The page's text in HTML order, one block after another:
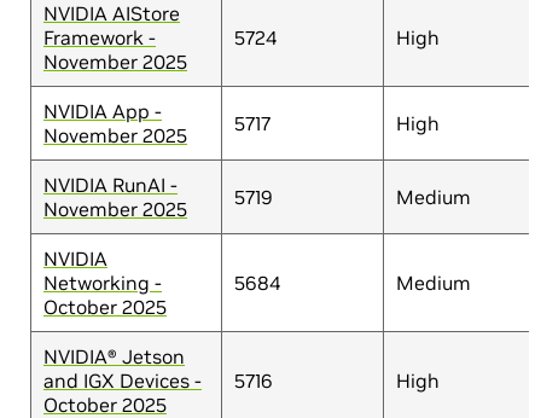
NVIDIA AIStore
Framework -
November 2025
5724 High
NVIDIA App -
November 2025
5717 High
NVIDIA RunAI -
November 2025
5719 Medium
NVIDIA
Networking -
October 2025
5684 Medium
NVIDIA® Jetson
and IGX Devices -
October 2025
5716 High